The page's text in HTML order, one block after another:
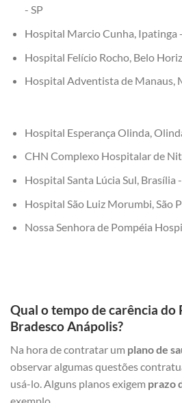
- SP
Hospital Marcio Cunha, Ipatinga
Hospital Felício Rocho, Belo
Hospital Adventista de Manaus,
Hospital Esperança Olinda,
CHN Complexo Hospitalar de
Hospital Santa Lúcia Sul, Brasília
Hospital São Luiz Morumbi, São
Nossa Senhora de Pompéia
Qual o tempo de carência do
Bradesco Anápolis?
Na hora de contratar um plano de
observar algumas questões
usá-lo. Alguns planos exigem prazo